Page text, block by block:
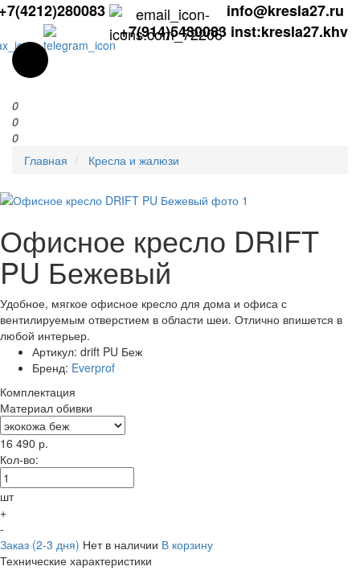
info@kresla27.ru
+7(914)5430083 inst:kresla27.khv
0
0
0
Главная
Кресла и жалюзи
Офисное кресло DRIFT
PU Бежевый
Удобное, мягкое офисное кресло для дома и офиса с
вентилируемым отверстием в области шеи. Отлично впишется в
любой интерьер.
Артикул: drift PU Беж
Бренд: Everprof
Комплектация
Материал обивки
16 490 р.
Кол-во:
шт
+
-
Заказ (2-3 дня) Нет в наличии В корзину
Технические характеристики